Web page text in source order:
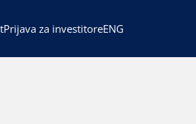
Prijava za investitoreENG